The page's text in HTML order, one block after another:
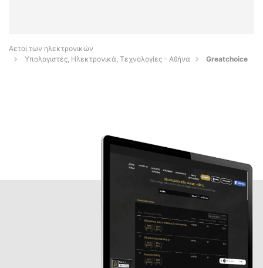
Αετοί των ηλεκτρονικών
Υπολογιστές, Ηλεκτρονικά, Τεχνολογίες - Αθήνα
Greatchoice